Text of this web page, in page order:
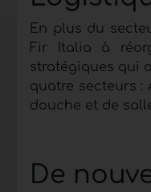
En plus du
Fir Italia à
stratégiques qui
quatre secteurs :
douche et de
De